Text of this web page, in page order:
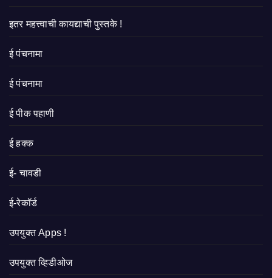
इतर महत्त्वाची कायद्याची पुस्तके !
ई पंचनामा
ई पंचनामा
ई पीक पहाणी
ई हक्क
ई- चावडी
ई-रेकॉर्ड
उपयुक्त Apps !
उपयुक्त व्हिडीओज